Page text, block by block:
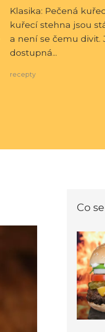
Klasika: Pečená
kuřecí stehna jsou
a není se čemu divit.
dostupná...
recepty
Co